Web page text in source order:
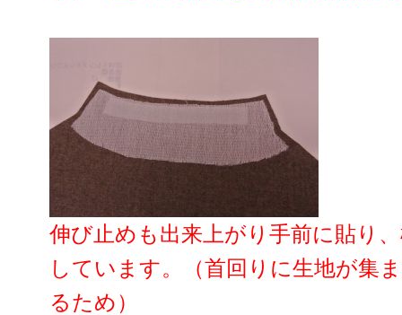
伸び止めも出来上がり手前に貼り
しています。（首回りに生地が集
るため）